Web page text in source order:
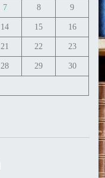
7 8 9
14 15 16
21 22 23
28 29 30